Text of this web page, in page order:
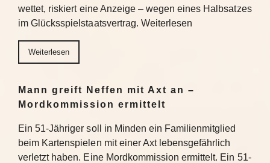
wettet, riskiert eine Anzeige – wegen eines Halbsatzes
im Glücksspielstaatsvertrag. Weiterlesen
Weiterlesen
Mann greift Neffen mit Axt an –
Mordkommission ermittelt
Ein 51-Jähriger soll in Minden ein Familienmitglied
beim Kartenspielen mit einer Axt lebensgefährlich
verletzt haben. Eine Mordkommission ermittelt. Ein 51-